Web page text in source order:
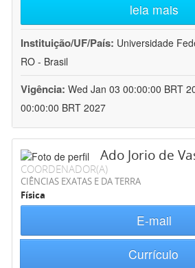
leia mais
Instituição/UF/País: Universidade
RO - Brasil
Vigência: Wed Jan 03 00:00:00 BRT
00:00:00 BRT 2027
Ado Jorio de
COORDENADOR(A)
CIÊNCIAS EXATAS E DA TERRA
Física
E-mail
Currículo